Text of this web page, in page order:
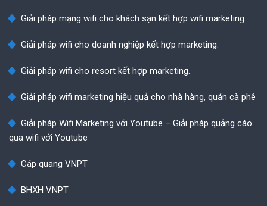
Giải pháp mạng wifi cho khách sạn kết hợp wifi marketing.
Giải pháp wifi cho doanh nghiệp kết hợp marketing.
Giải pháp wifi cho resort kết hợp marketing.
Giải pháp wifi marketing hiệu quả cho nhà hàng, quán cà phê
Giải pháp Wifi Marketing với Youtube – Giải pháp quảng cáo
qua wifi với Youtube
Cáp quang VNPT
BHXH VNPT